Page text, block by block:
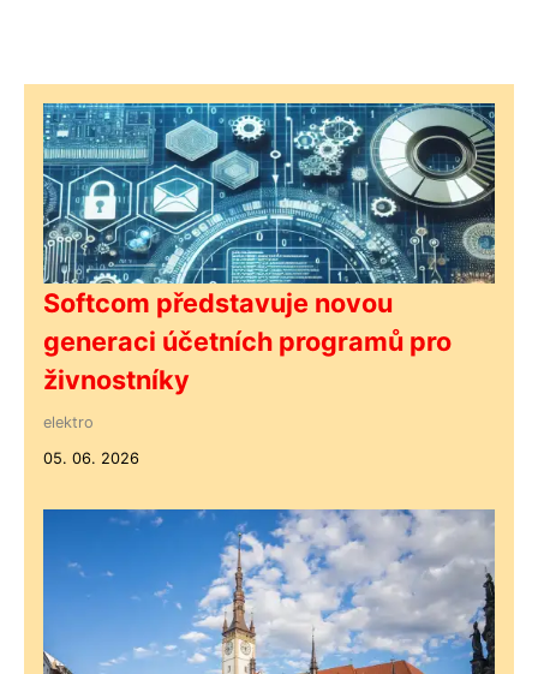
Softcom představuje novou
generaci účetních programů pro
živnostníky
elektro
05. 06. 2026